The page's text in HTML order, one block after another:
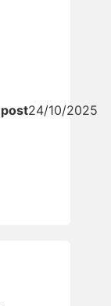
post24/10/2025